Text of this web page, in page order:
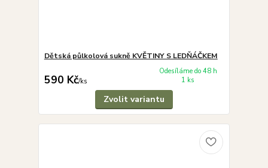
Dětská půlkolová sukně KVĚTINY S LEDŇÁČKEM
590 Kč/ks
Odesíláme do 48 h
1 ks
Zvolit variantu